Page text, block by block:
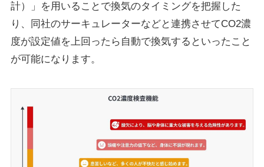
計）」を用いることで換気のタイミングを把握した
り、同社のサーキュレーターなどと連携させてCO2濃
度が設定値を上回ったら自動で換気するといったこと
が可能になります。